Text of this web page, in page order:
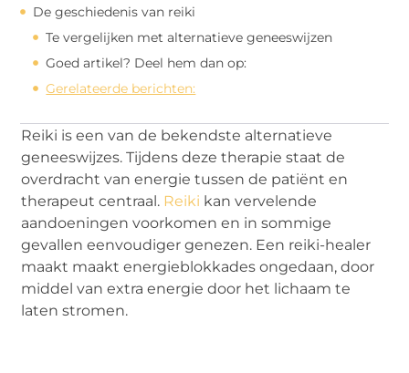
De geschiedenis van reiki
Te vergelijken met alternatieve geneeswijzen
Goed artikel? Deel hem dan op:
Gerelateerde berichten:
Reiki is een van de bekendste alternatieve
geneeswijzes. Tijdens deze therapie staat de
overdracht van energie tussen de patiënt en
therapeut centraal. Reiki kan vervelende
aandoeningen voorkomen en in sommige
gevallen eenvoudiger genezen. Een reiki-healer
maakt maakt energieblokkades ongedaan, door
middel van extra energie door het lichaam te
laten stromen.